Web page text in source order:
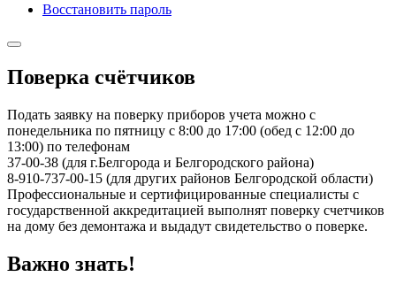
Восстановить пароль
Поверка счётчиков
Подать заявку на поверку приборов учета можно с
понедельника по пятницу с 8:00 до 17:00 (обед с 12:00 до
13:00) по телефонам
37-00-38 (для г.Белгорода и Белгородского района)
8-910-737-00-15 (для других районов Белгородской области)
Профессиональные и сертифицированные специалисты с
государственной аккредитацией выполнят поверку счетчиков
на дому без демонтажа и выдадут свидетельство о поверке.
Важно знать!